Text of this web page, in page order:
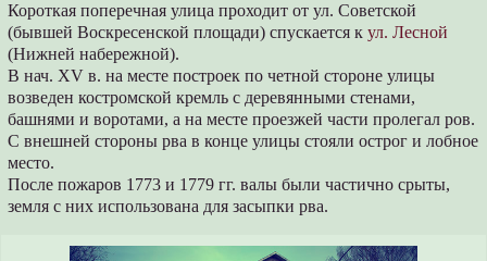
Короткая поперечная улица проходит от ул. Советской
(бывшей Воскресенской площади) спускается кул. Лесной
(Нижней набережной).
В нач. XV в. на месте построек по четной стороне улицы
возведен костромской кремль с деревянными стенами,
башнями и воротами, а на месте проезжей части пролегал ров.
С внешней стороны рва в конце улицы стояли острог и лобное
место.
После пожаров 1773 и 1779 гг. валы были частично срыты,
земля с них использована для засыпки рва.